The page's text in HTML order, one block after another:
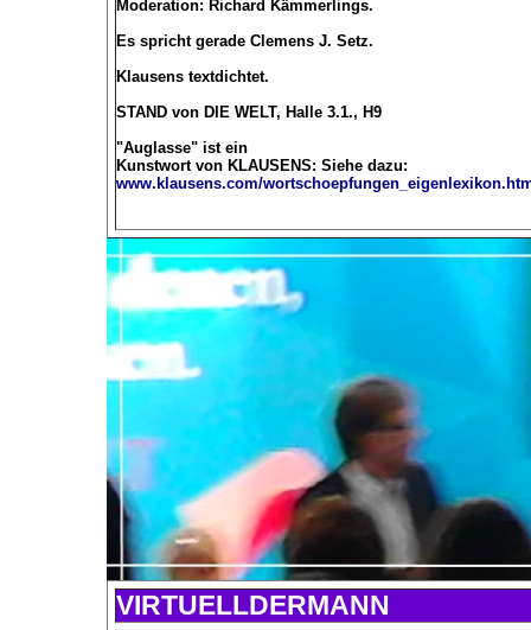
Moderation: Richard Kämmerlings.
Es spricht gerade Clemens J. Setz.
Klausens textdichtet.
STAND von DIE WELT, Halle 3.1., H9
"Auglasse" ist ein
Kunstwort von KLAUSENS: Siehe dazu:
www.klausens.com/
VIRTUELLDERMANN